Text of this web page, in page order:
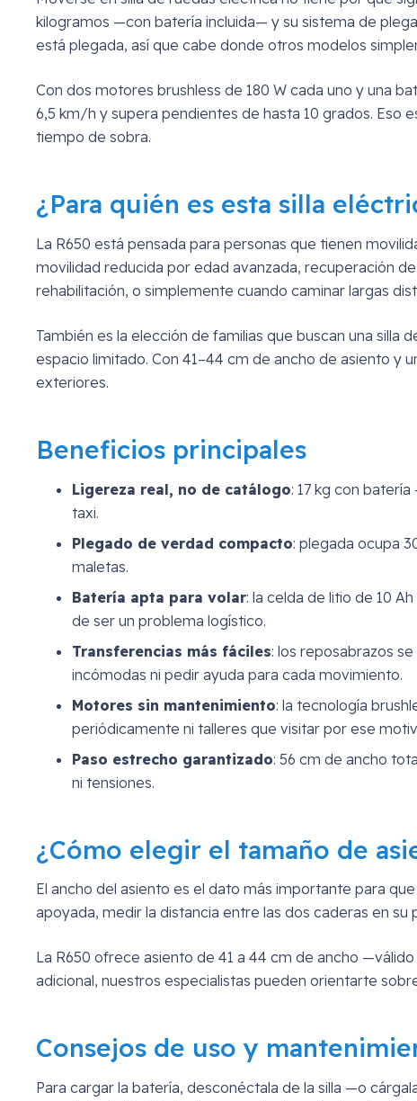
kilogramos —con batería incluida— y su sistema de
está plegada, así que cabe donde otros modelos
Con dos motores brushless de 180 W cada uno y una
6,5 km/h y supera pendientes de hasta 10 grados. Eso
tiempo de sobra.
¿Para quién es esta silla
La R650 está pensada para personas que tienen
movilidad reducida por edad avanzada, recuperación
rehabilitación, o simplemente cuando caminar largas
También es la elección de familias que buscan una silla
espacio limitado. Con 41–44 cm de ancho de asiento y
exteriores.
Beneficios principales
Ligereza real, no de catálogo: 17 kg con
taxi.
Plegado de verdad compacto: plegada ocupa
maletas.
Batería apta para volar: la celda de litio de 10
de ser un problema logístico.
Transferencias más fáciles: los reposabrazos
incómodas ni pedir ayuda para cada movimiento.
Motores sin mantenimiento: la tecnología
periódicamente ni talleres que visitar por ese
Paso estrecho garantizado: 56 cm de ancho
ni tensiones.
¿Cómo elegir el tamaño de
El ancho del asiento es el dato más importante para
apoyada, medir la distancia entre las dos caderas en
La R650 ofrece asiento de 41 a 44 cm de ancho
adicional, nuestros especialistas pueden orientarte
Consejos de uso y
Para cargar la batería, desconéctala de la silla —o